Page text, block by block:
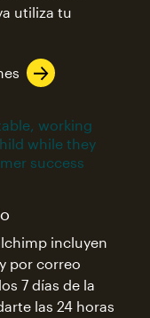
utiliza tu
incluyen
por correo
7 días de la
las 24 horas